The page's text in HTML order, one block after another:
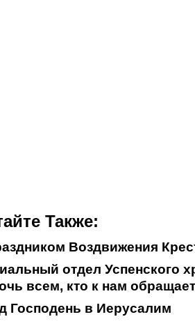
Также:
Воздвижения
отдел Успенского
всем, кто к нам
Господень в Иерусалим